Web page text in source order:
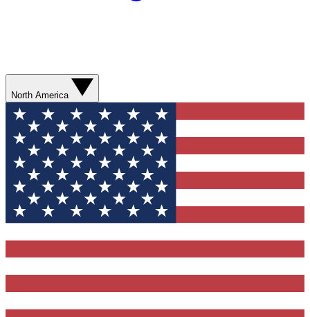
North America